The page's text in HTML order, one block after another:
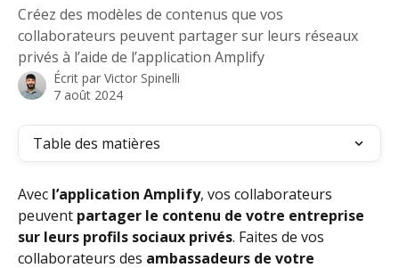
Créez des modèles de contenus que vos
collaborateurs peuvent partager sur leurs réseaux
privés à l’aide de l’application Amplify
Écrit par Victor Spinelli
7 août 2024
Table des matières
Avec l’application Amplify, vos collaborateurs
peuvent partager le contenu de votre entreprise
sur leurs profils sociaux privés. Faites de vos
collaborateurs des ambassadeurs de votre